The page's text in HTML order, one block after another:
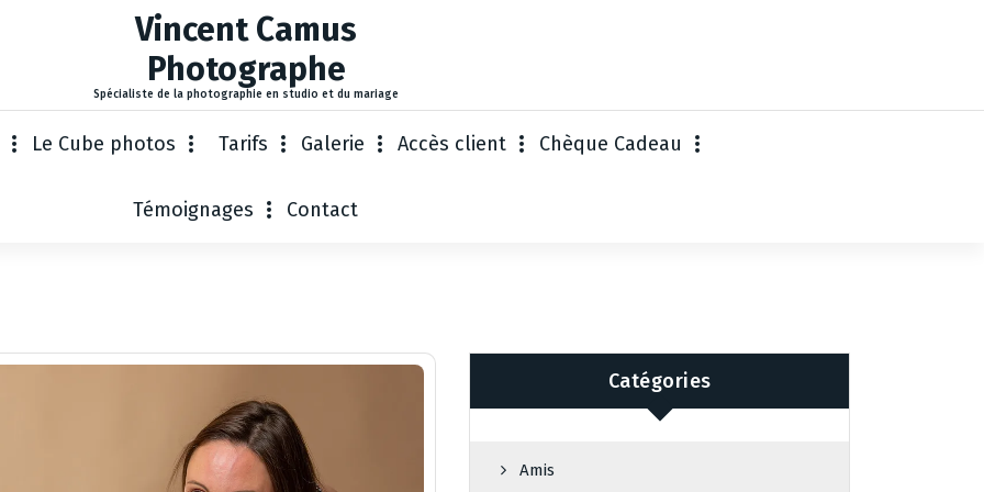
Vincent Camus
Photographe
Spécialiste de la photographie en studio et du mariage
Le Cube photos Tarifs Galerie Accès client Chèque Cadeau
Témoignages Contact
Catégories
Amis